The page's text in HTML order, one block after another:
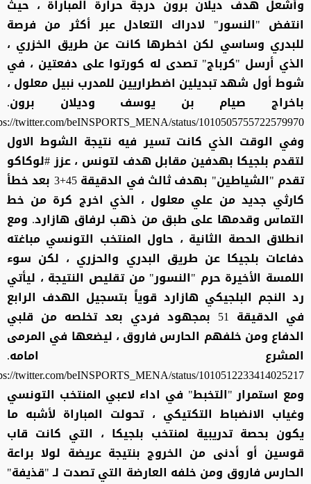
وأشعل هدف ديلان برون درجة حرارة المباراة ، حيث
انتفض "النسور" لادراك التعادل عبر أكثر من فرصة
للبدري وساسي لكن اخطرها كانت عن طريق الخزري ،
الذي أرسل "كرباج" تصدى له كورتوا على دفعتين ، في
شوط أول شهد تبديلين اضطراريين للمدرب نبيل معلول ،
باخراج صيام بن يوسف وديلان برون.
twitter.com/beINSPORTS_MENA/status/1010505755722579970
وفي الوقت الذي كانت تسير فيه نتيجة الشوط الاول
لتقدم بلجيكا بهدفين مقابل هدف لتونس ، عزز #لوكاكو
تقدم "الشياطين" بهدف ثالث في الدقيقة 45+3 بعد خطأ
كارثي جديد من علي معلول ، الذي اخرج كرة من خط
التماس وقدمها على طبق من ذهب لرفاق هازارد. ومع
انطلاق الحصة الثانية ، حاول المنتخب التونسي مباغته
دفاعات بلجيكا عن طريق البدري والحزري ، لكن سوء
اللمسة الأخيرة حرم "النسور" من تقليص النتيجة ، ليأتي
رد النجم البلجيكي هازارد قوياً بتسجيل الهدف الرابع
في الدقيقة 51 بمجهود فردي بعد تخلصه من قلبي
الدفاع ومن خلفهم الحارس فاروق ، ليضعها في المرمى
المشرع امامه.
twitter.com/beINSPORTS_MENA/status/1010512233414025217
ومع استمرار "التخبط" في اداء لاعبي المنتخب التونسي
وغياب الانضباط التكتيكي ، تحولت المباراة لأشبه ما
يكون بحصة تدريبية لمنتخب بلجيكا ، التي كانت قاب
قوسين أو أدنى من الخروج بنتيجة عريضة لولا براعة
الحارس فاروق ومن خلفه العارضة التي تصدت لـ "قذيفة"